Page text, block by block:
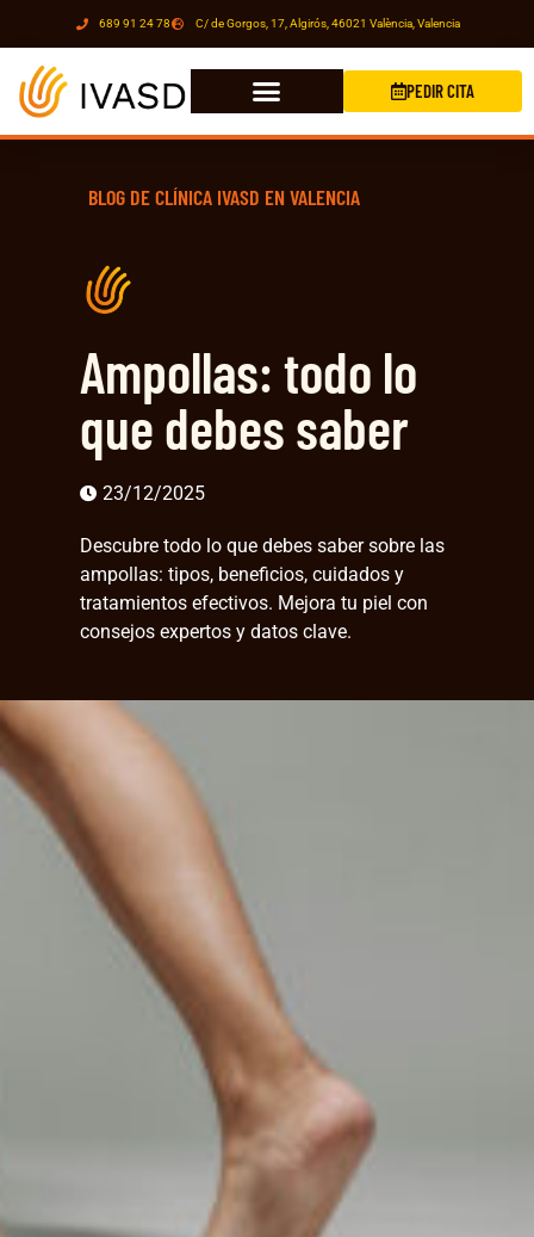
689 91 24 78 C/ de Gorgos, 17, Algirós, 46021 València, Valencia
PEDIR CITA
BLOG DE CLÍNICA IVASD EN VALENCIA
Ampollas: todo lo
que debes saber
23/12/2025
Descubre todo lo que debes saber sobre las
ampollas: tipos, beneficios, cuidados y
tratamientos efectivos. Mejora tu piel con
consejos expertos y datos clave.